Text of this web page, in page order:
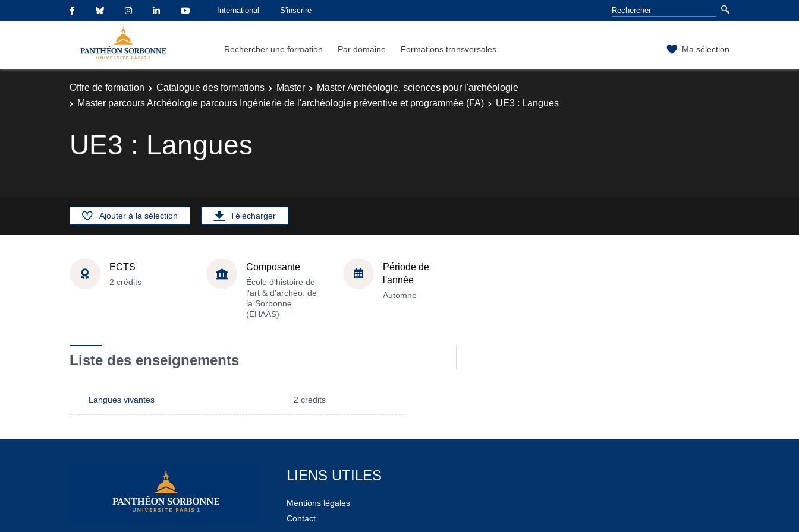
International S'inscrire
Rechercher une formation Par domaine Formations transversales Ma sélection
Offre de formation Catalogue des formations Master
Master Archéologie, sciences pour l'archéologie
Master parcours Archéologie parcours Ingénierie de l'archéologie préventive et programmée (FA)
UE3 : Langues
UE3 : Langues
Ajouter à la sélection Télécharger
ECTS
2 crédits
Composante
École d'histoire de
l'art & d'archéo. de
la Sorbonne
(EHAAS)
Période de
l'année
Automne
Liste des enseignements
Langues vivantes 2 crédits
LIENS UTILES
Mentions légales
Contact